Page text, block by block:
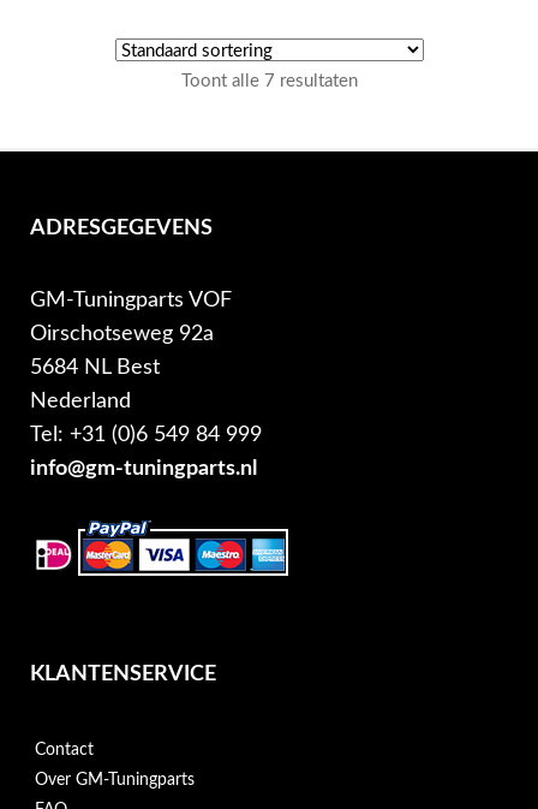
Toont alle 7 resultaten
ADRESGEGEVENS
GM-Tuningparts VOF
Oirschotseweg 92a
5684 NL Best
Nederland
Tel: +31 (0)6 549 84 999
info@gm-tuningparts.nl
KLANTENSERVICE
Contact
Over GM-Tuningparts